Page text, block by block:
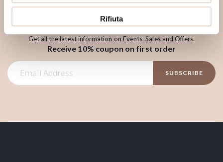
Rifiuta
Sign Up to Newsletter
Get all the latest information on Events, Sales and Offers.
Receive 10% coupon on first order
S
i
SUBSCRIBE